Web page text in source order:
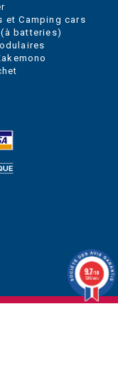
et Camping cars
batteries)
9.7/10
1280 avis